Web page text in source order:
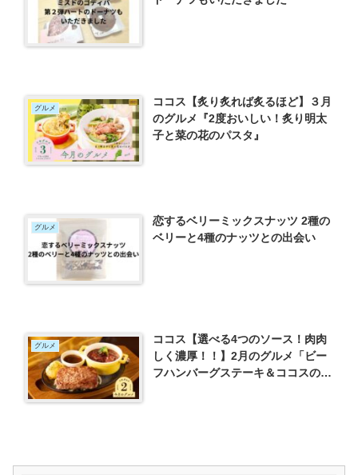
グルメ
ココス【炙り炙れば炙るほど】３月
のグルメ『2度おいしい！炙り明太
子と菜の花のパスタ』
グルメ
恋するベリーミックスナッツ 2種の
ベリーと4種のナッツとの出会い
グルメ
ココス【選べる4つのソース！肉肉
しく濃厚！！】2月のグルメ「ビー
フハンバーグステーキ＆ココスの濃